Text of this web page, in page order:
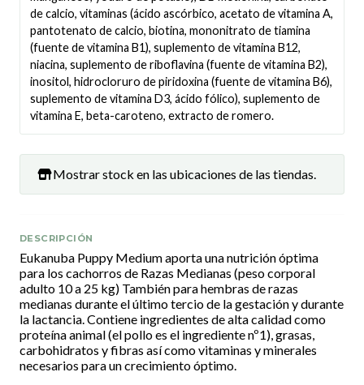
de calcio, vitaminas (ácido ascórbico, acetato de vitamina A,
pantotenato de calcio, biotina, mononitrato de tiamina
(fuente de vitamina B1), suplemento de vitamina B12,
niacina, suplemento de riboflavina (fuente de vitamina B2),
inositol, hidrocloruro de piridoxina (fuente de vitamina B6),
suplemento de vitamina D3, ácido fólico), suplemento de
vitamina E, beta-caroteno, extracto de romero.
Mostrar stock en las ubicaciones de las tiendas.
DESCRIPCIÓN
Eukanuba Puppy Medium aporta una nutrición óptima
para los cachorros de Razas Medianas (peso corporal
adulto 10 a 25 kg) También para hembras de razas
medianas durante el último tercio de la gestación y durante
la lactancia. Contiene ingredientes de alta calidad como
proteína animal (el pollo es el ingrediente nº1), grasas,
carbohidratos y fibras así como vitaminas y minerales
necesarios para un crecimiento óptimo.